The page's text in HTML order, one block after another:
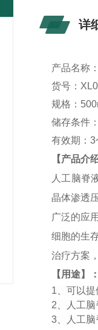
详
产品名称
货号：
规格：
储存条件
有效期：3
【产品介
人工脑脊
晶体渗透
广泛的应
细胞的生
治疗方案
【用途】
1、可以提
2、
人工
3、
人工